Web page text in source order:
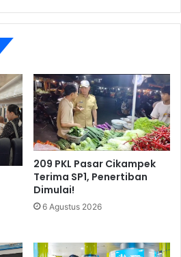
209 PKL Pasar Cikampek
Terima SP1, Penertiban
Dimulai!
6 Agustus 2026